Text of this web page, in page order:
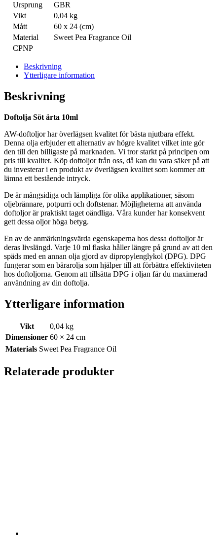
Ursprung
GBR
Vikt
0,04 kg
Mått
60 x 24 (cm)
Material
Sweet Pea Fragrance Oil
CPNP
Beskrivning
Ytterligare information
Beskrivning
Doftolja Söt ärta 10ml
AW-doftoljor har överlägsen kvalitet för bästa njutbara effekt.
Denna olja erbjuder ett alternativ av högre kvalitet vilket inte gör
den till den billigaste på marknaden. Vi tror starkt på principen om
pris till kvalitet. Köp doftoljor från oss, då kan du vara säker på att
du investerar i en produkt av överlägsen kvalitet som kommer att
lämna ett bestående intryck.
De är mångsidiga och lämpliga för olika applikationer, såsom
oljebrännare, potpurri och doftstenar. Möjligheterna att använda
doftoljor är praktiskt taget oändliga. Våra kunder har konsekvent
gett dessa oljor höga betyg.
En av de anmärkningsvärda egenskaperna hos dessa doftoljor är
deras livslängd. Varje 10 ml flaska håller längre på grund av att den
späds med en annan olja gjord av dipropylenglykol (DPG). DPG
fungerar som en bärarolja som hjälper till att förbättra effektiviteten
hos doftoljorna. Genom att tillsätta DPG i oljan får du maximerad
användning av din doftolja.
Ytterligare information
Vikt
0,04 kg
Dimensioner 60 × 24 cm
Materials Sweet Pea Fragrance Oil
Relaterade produkter